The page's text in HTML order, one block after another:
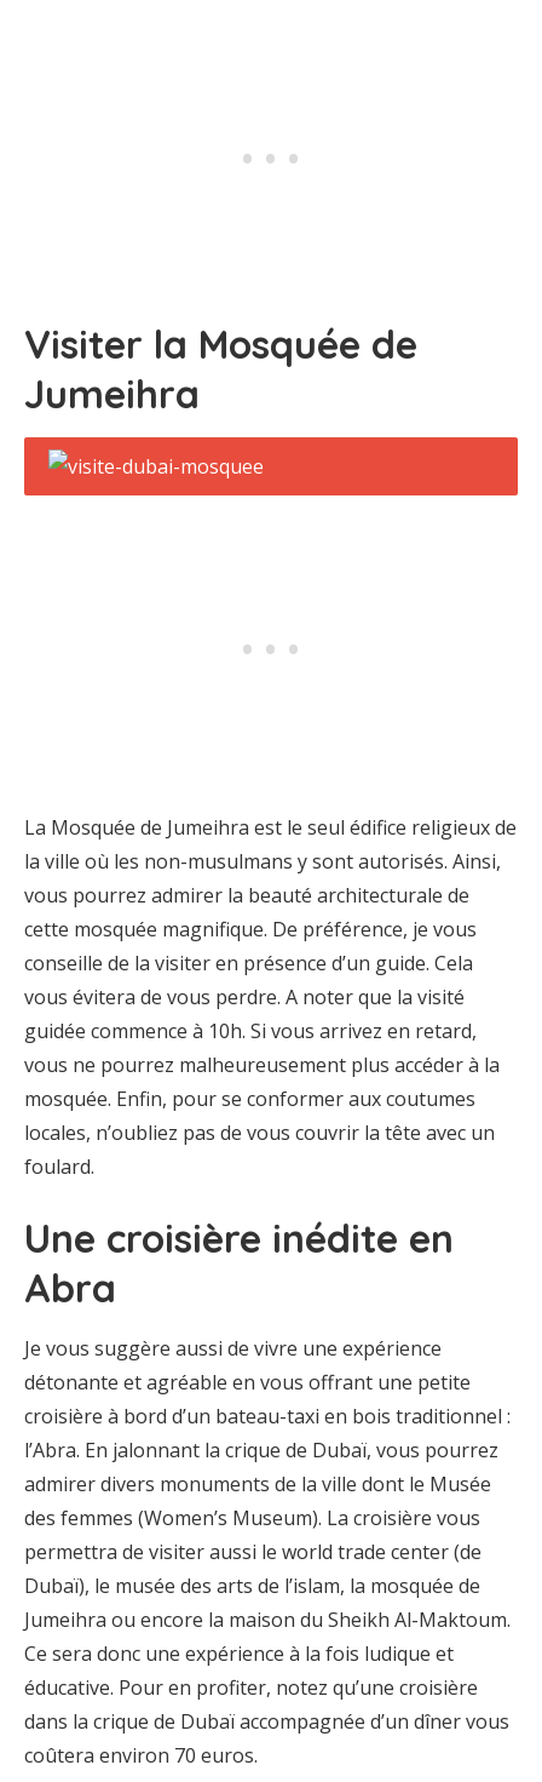
Visiter la Mosquée de
Jumeihra
La Mosquée de Jumeihra est le seul édifice religieux de
la ville où les non-musulmans y sont autorisés. Ainsi,
vous pourrez admirer la beauté architecturale de
cette mosquée magnifique. De préférence, je vous
conseille de la visiter en présence d’un guide. Cela
vous évitera de vous perdre. A noter que la visité
guidée commence à 10h. Si vous arrivez en retard,
vous ne pourrez malheureusement plus accéder à la
mosquée. Enfin, pour se conformer aux coutumes
locales, n’oubliez pas de vous couvrir la tête avec un
foulard.
Une croisière inédite en
Abra
Je vous suggère aussi de vivre une expérience
détonante et agréable en vous offrant une petite
croisière à bord d’un bateau-taxi en bois traditionnel :
l’Abra. En jalonnant la crique de Dubaï, vous pourrez
admirer divers monuments de la ville dont le Musée
des femmes (Women’s Museum). La croisière vous
permettra de visiter aussi le world trade center (de
Dubaï), le musée des arts de l’islam, la mosquée de
Jumeihra ou encore la maison du Sheikh Al-Maktoum.
Ce sera donc une expérience à la fois ludique et
éducative. Pour en profiter, notez qu’une croisière
dans la crique de Dubaï accompagnée d’un dîner vous
coûtera environ 70 euros.